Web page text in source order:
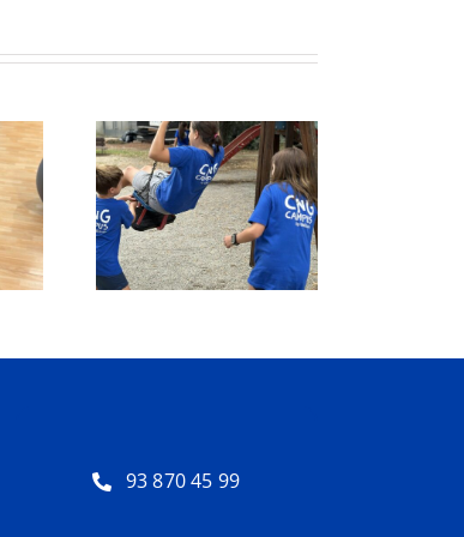
Agost:
del
Protegit: Grup 1-2:
Divendres 3 Juliol del
2026
93 870 45 99